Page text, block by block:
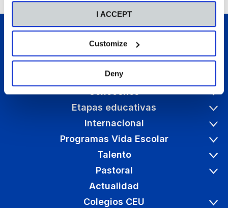
I ACCEPT
Customize
Deny
Conócenos
Etapas educativas
Internacional
Programas Vida Escolar
Talento
Pastoral
Actualidad
Colegios CEU